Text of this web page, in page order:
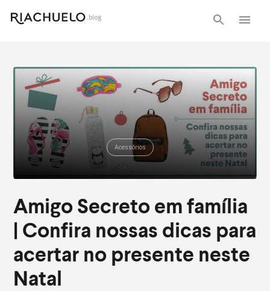
Acessórios
Amigo Secreto em família
| Confira nossas dicas para
acertar no presente neste
Natal